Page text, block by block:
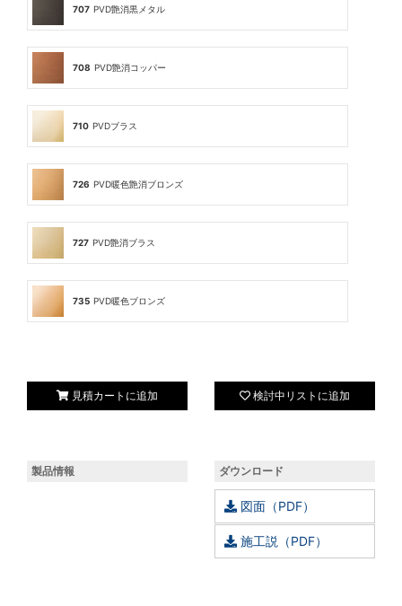
707 PVD艶消黒メタル
708 PVD艶消コッパー
710 PVDブラス
726 PVD暖色艶消ブロンズ
727 PVD艶消ブラス
735 PVD暖色ブロンズ
見積カートに追加 検討中リストに追加
製品情報 ダウンロード
図面（PDF）
施工説（PDF）